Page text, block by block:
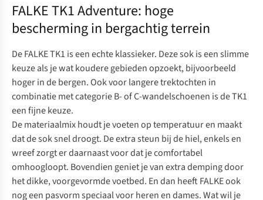
FALKE TK1 Adventure: hoge
bescherming in bergachtig terrein
De FALKE TK1 is een echte klassieker. Deze sok is een slimme
keuze als je wat koudere gebieden opzoekt, bijvoorbeeld
hoger in de bergen. Ook voor langere trektochten in
combinatie met categorie B- of C-wandelschoenen is de TK1
een fijne keuze.
De materiaalmix houdt je voeten op temperatuur en maakt
dat de sok snel droogt. De extra steun bij de hiel, enkels en
wreef zorgt er daarnaast voor dat je comfortabel
omhoogloopt. Bovendien geniet je van extra demping door
het dikke, voorgevormde voetbed. En dan heeft FALKE ook
nog een pasvorm speciaal voorherenendames. Wat wil je